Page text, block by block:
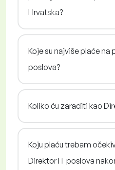
Hrvatska?
Koje su najviše plaće na
poslova?
Koliko ću zaraditi kao
Koju plaću trebam
Direktor IT poslova